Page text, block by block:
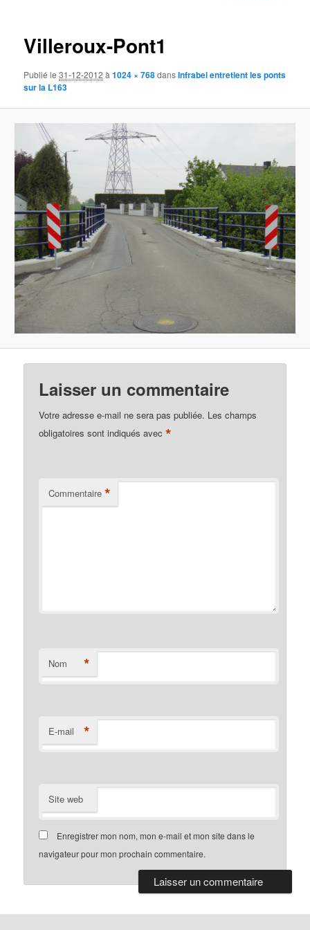
Villeroux-Pont1
Publié le31-12-2012 à1024 × 768dansInfrabel entretient les ponts
sur la L163
Laisser un commentaire
Votre adresse e-mail ne sera pas publiée. Les champs
obligatoires sont indiqués avec*
Commentaire *
Nom *
E-mail *
Site web
Enregistrer mon nom, mon e-mail et mon site dans le
navigateur pour mon prochain commentaire.